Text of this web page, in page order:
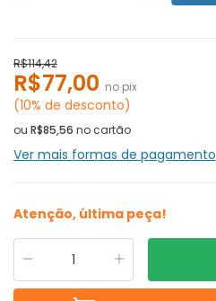
R$114,42
R$77,00 no pix
(10% de desconto)
ou R$85,56 no cartão
Ver mais formas de pagamento
Atenção, última peça!